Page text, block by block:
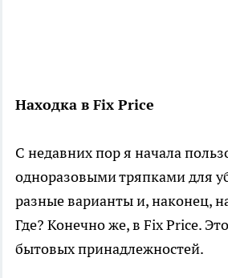
Находка в Fix Price
С недавних пор я начала
одноразовыми тряпками для
разные варианты и, наконец,
Где? Конечно же, в Fix Price.
бытовых принадлежностей.